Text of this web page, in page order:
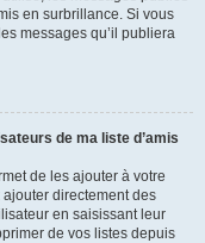
en surbrillance. Si vous
messages qu’il publiera
de ma liste d’amis
de les ajouter à votre
ajouter directement des
en saisissant leur
de vos listes depuis